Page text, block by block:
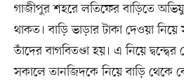
গাজীপুর শহরে লতিফের বাড়িতে
থাকত। বাড়ি ভাড়ার টাকা দেওয়া
তাঁদের বাগবিতণ্ডা হয়। এ নিয়ে
সকালে তানজিদকে নিয়ে বাড়ি থেকে